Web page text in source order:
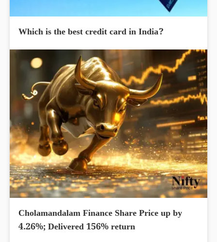
Which is the best credit card in India?
Cholamandalam Finance Share Price up by
4.26%; Delivered 156% return